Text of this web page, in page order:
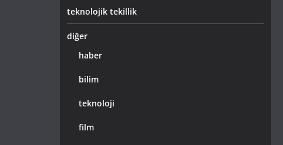
teknolojik tekillik
diğer
haber
bilim
teknoloji
film